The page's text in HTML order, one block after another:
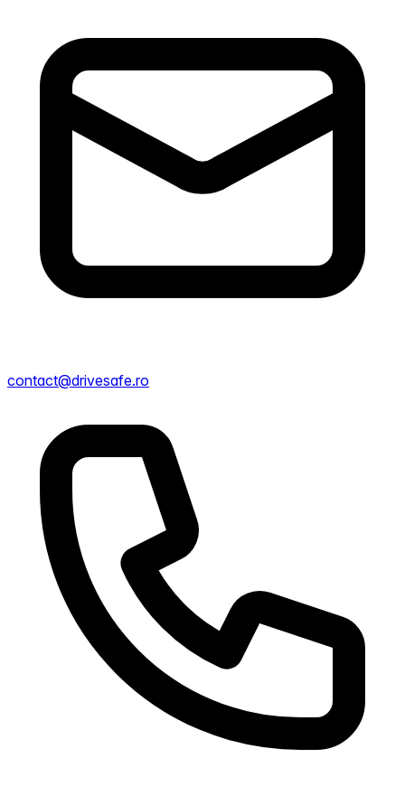
contact@drivesafe.ro